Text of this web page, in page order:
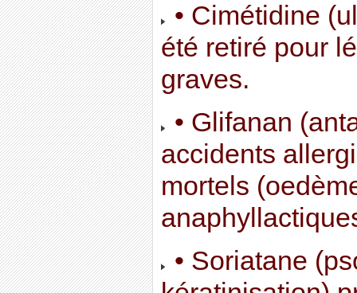
• Cimétidine
été retiré pour
graves.
• Glifanan
accidents
mortels
• Soriatane